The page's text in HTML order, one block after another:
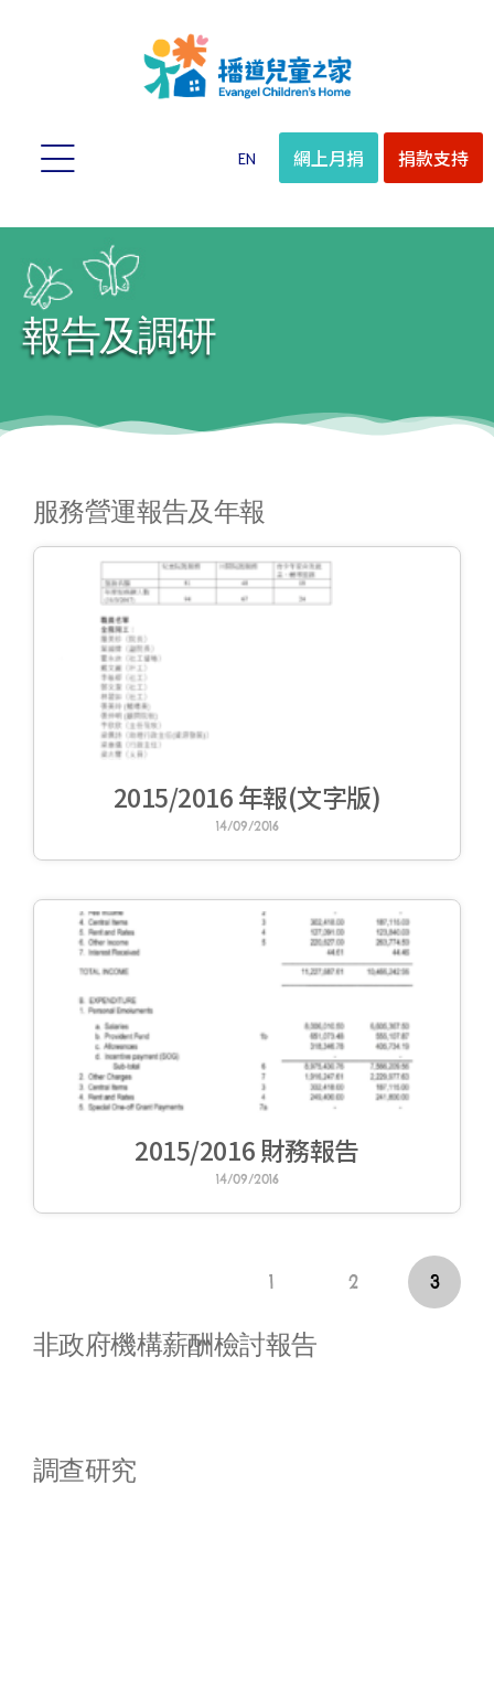
EN 網上月捐 捐款支持
報告及調研
服務營運報告及年報
2015/2016 年報(文字版)
14/09/2016
2015/2016 財務報告
14/09/2016
1 2 3
非政府機構薪酬檢討報告
調查研究
服務